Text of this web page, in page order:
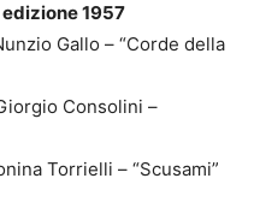
1957
Gallo – “Corde della
Consolini –
Torrielli – “Scusami”